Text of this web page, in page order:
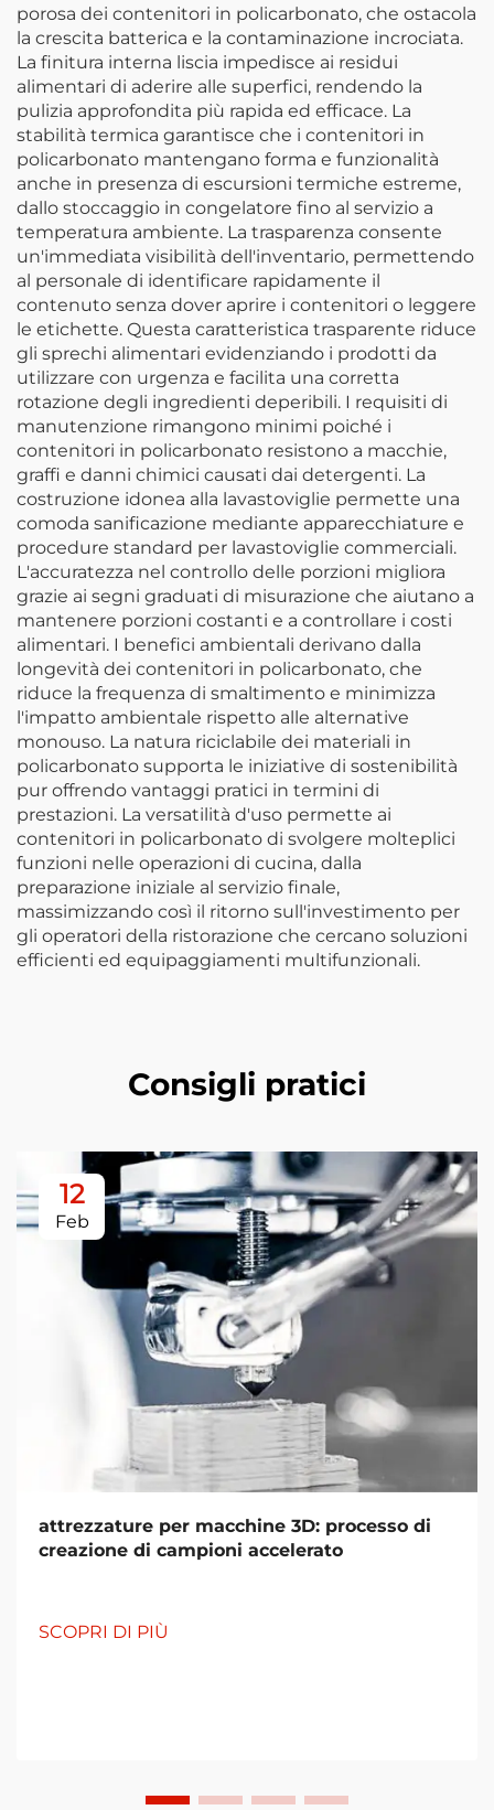
porosa dei contenitori in policarbonato, che ostacola
la crescita batterica e la contaminazione incrociata.
La finitura interna liscia impedisce ai residui
alimentari di aderire alle superfici, rendendo la
pulizia approfondita più rapida ed efficace. La
stabilità termica garantisce che i contenitori in
policarbonato mantengano forma e funzionalità
anche in presenza di escursioni termiche estreme,
dallo stoccaggio in congelatore fino al servizio a
temperatura ambiente. La trasparenza consente
un'immediata visibilità dell'inventario, permettendo
al personale di identificare rapidamente il
contenuto senza dover aprire i contenitori o leggere
le etichette. Questa caratteristica trasparente riduce
gli sprechi alimentari evidenziando i prodotti da
utilizzare con urgenza e facilita una corretta
rotazione degli ingredienti deperibili. I requisiti di
manutenzione rimangono minimi poiché i
contenitori in policarbonato resistono a macchie,
graffi e danni chimici causati dai detergenti. La
costruzione idonea alla lavastoviglie permette una
comoda sanificazione mediante apparecchiature e
procedure standard per lavastoviglie commerciali.
L'accuratezza nel controllo delle porzioni migliora
grazie ai segni graduati di misurazione che aiutano a
mantenere porzioni costanti e a controllare i costi
alimentari. I benefici ambientali derivano dalla
longevità dei contenitori in policarbonato, che
riduce la frequenza di smaltimento e minimizza
l'impatto ambientale rispetto alle alternative
monouso. La natura riciclabile dei materiali in
policarbonato supporta le iniziative di sostenibilità
pur offrendo vantaggi pratici in termini di
prestazioni. La versatilità d'uso permette ai
contenitori in policarbonato di svolgere molteplici
funzioni nelle operazioni di cucina, dalla
preparazione iniziale al servizio finale,
massimizzando così il ritorno sull'investimento per
gli operatori della ristorazione che cercano soluzioni
efficienti ed equipaggiamenti multifunzionali.
Consigli pratici
12
Feb
attrezzature per macchine 3D: processo di
creazione di campioni accelerato
SCOPRI DI PIÙ